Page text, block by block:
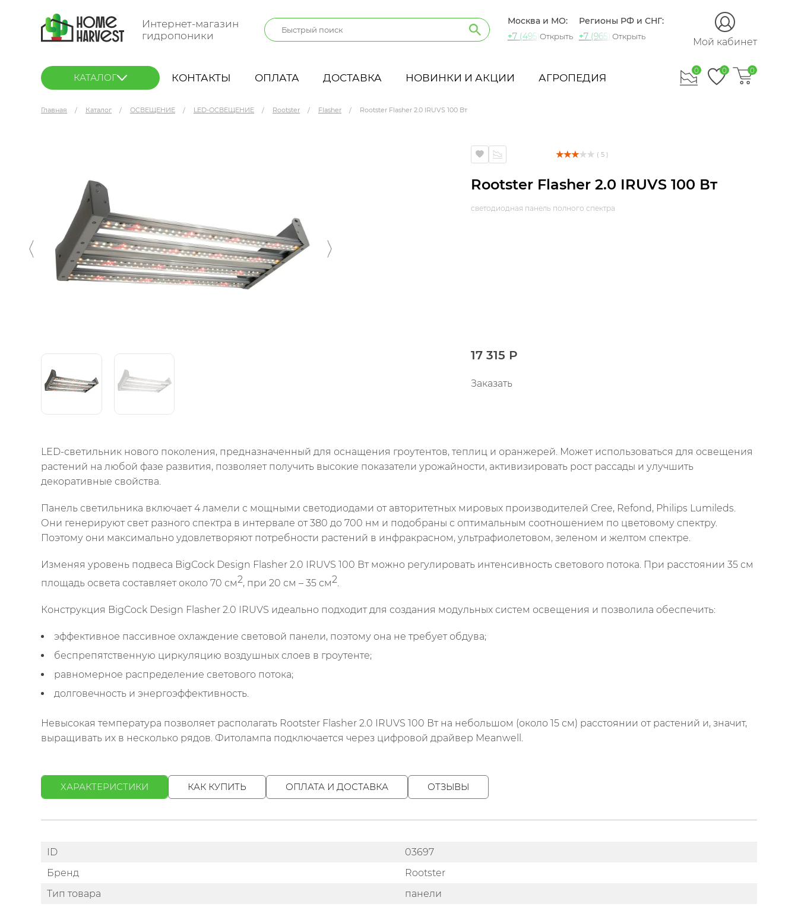
Интернет-магазин
гидропоники
Москва и МО:
+7 (495) 721-60-15
Открыть
Регионы РФ и СНГ:
+7 (965) 420-10-10
Открыть Мой кабинет
КАТАЛОГ КОНТАКТЫ ОПЛАТА ДОСТАВКА НОВИНКИ И АКЦИИ АГРОПЕДИЯ
0 0 0
Главная Каталог ОСВЕЩЕНИЕ LED-ОСВЕЩЕНИЕ Rootster Flasher Rootster Flasher 2.0 IRUVS 100 Вт
( 5 )
Rootster Flasher 2.0 IRUVS 100 Вт
светодиодная панель полного спектра
17 315 Р
Заказать
LED-светильник нового поколения, предназначенный для оснащения гроутентов, теплиц и оранжерей. Может использоваться для освещения
растений на любой фазе развития, позволяет получить высокие показатели урожайности, активизировать рост рассады и улучшить
декоративные свойства.
Панель светильника включает 4 ламели с мощными светодиодами от авторитетных мировых производителей Cree, Refond, Philips Lumileds.
Они генерируют свет разного спектра в интервале от 380 до 700 нм и подобраны с оптимальным соотношением по цветовому спектру.
Поэтому они максимально удовлетворяют потребности растений в инфракрасном, ультрафиолетовом, зеленом и желтом спектре.
Изменяя уровень подвеса BigCock Design Flasher 2.0 IRUVS 100 Вт можно регулировать интенсивность светового потока. При расстоянии 35 см
площадь освета составляет около 70 см2, при 20 см – 35 см2.
Конструкция BigCock Design Flasher 2.0 IRUVS идеально подходит для создания модульных систем освещения и позволила обеспечить:
эффективное пассивное охлаждение световой панели, поэтому она не требует обдува;
беспрепятственную циркуляцию воздушных слоев в гроутенте;
равномерное распределение светового потока;
долговечность и энергоэффективность.
Невысокая температура позволяет располагать Rootster Flasher 2.0 IRUVS 100 Вт на небольшом (около 15 см) расстоянии от растений и, значит,
выращивать их в несколько рядов. Фитолампа подключается через цифровой драйвер Meanwell.
ХАРАКТЕРИСТИКИ КАК КУПИТЬ ОПЛАТА И ДОСТАВКА ОТЗЫВЫ
ID
03697
Бренд
Rootster
Тип товара
панели